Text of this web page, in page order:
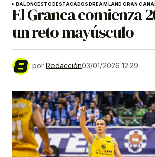
BALONCESTODESTACADOSDREAMLAND GRAN
El Granca comienza
un reto mayúsculo
por Redacción03/01/2026 12:29